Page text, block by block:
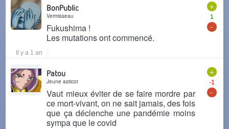
+
1
-
BonPublic
Vermisseau
Fukushima !
Les mutations ont commencé.
Il y a 1 an
+
-1
-
Patou
Jeune asticot
Vaut mieux éviter de se faire mordre par
ce mort-vivant, on ne sait jamais, des fois
que ça déclenche une pandémie moins
sympa que le covid